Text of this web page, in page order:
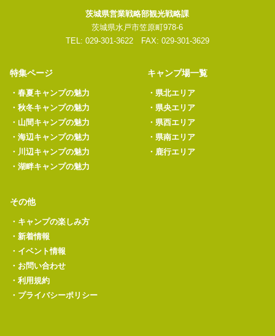
茨城県営業戦略部観光戦略課
茨城県水戸市笠原町978-6
TEL: 029-301-3622 FAX: 029-301-3629
特集ページ
・ 春夏キャンプの魅力
・ 秋冬キャンプの魅力
・ 山間キャンプの魅力
・ 海辺キャンプの魅力
・ 川辺キャンプの魅力
・ 湖畔キャンプの魅力
キャンプ場一覧
・ 県北エリア
・ 県央エリア
・ 県西エリア
・ 県南エリア
・ 鹿行エリア
その他
・ キャンプの楽しみ方
・ 新着情報
・ イベント情報
・ お問い合わせ
・ 利用規約
・ プライバシーポリシー